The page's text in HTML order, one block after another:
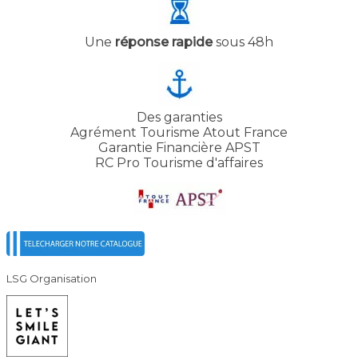
Une réponse rapidesous 48h
Des garanties
Agrément Tourisme Atout France
Garantie Financière APST
RC Pro Tourisme d'affaires
LSG Organisation